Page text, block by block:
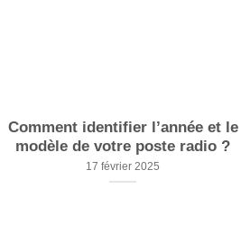
Comment identifier l’année et le
modèle de votre poste radio ?
17 février 2025